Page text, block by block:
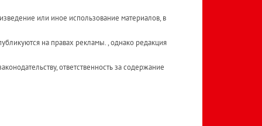
или иное использование материалов, в
на правах рекламы. , однако редакция
ответственность за содержание